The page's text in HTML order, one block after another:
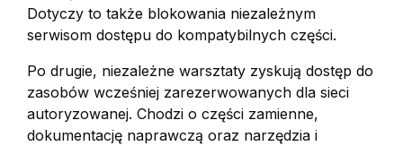
Dotyczy to także blokowania niezależnym
serwisom dostępu do kompatybilnych części.
Po drugie, niezależne warsztaty zyskują dostęp do
zasobów wcześniej zarezerwowanych dla sieci
autoryzowanej. Chodzi o części zamienne,
dokumentację naprawczą oraz narzędzia i